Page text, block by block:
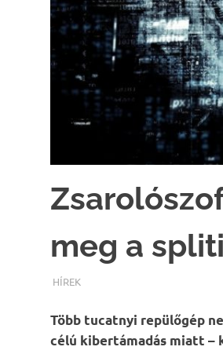
meg a
TERMALFURDOK.COM
HÍREK
Több tucatnyi repülőgép
célú kibertámadás miatt –